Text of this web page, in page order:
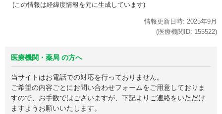
(この情報は経緯度情報を元に生成しています)
情報更新日時: 2025年9月
(医療機関ID: 155522)
医療機関・薬局 の方へ
当サイトはお電話での対応を行っておりません。
ご希望の内容ごとにお問い合わせフォームをご用意しておりま
すので、お手数ではございますが、下記よりご連絡をいただけ
ますようお願いいたします。